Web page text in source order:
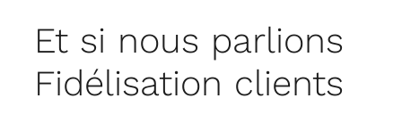
Et si nous parlions
Fidélisation clients